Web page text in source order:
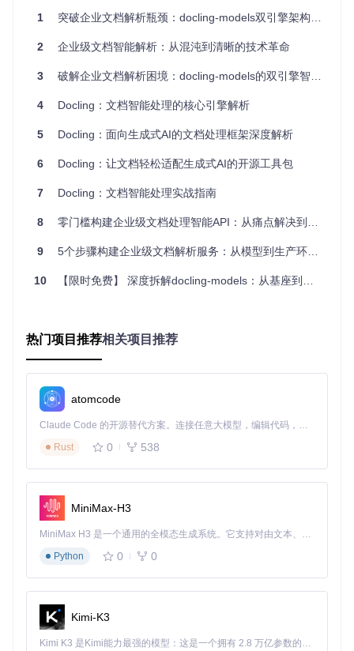
突破传统流程的两阶段处理架构
docling-models采用创新的两阶段处理架构，彻底改变了传统
flowchart LR
    A[PDF文档输入] --> B[Layout Model布局识别]
    B --> C{元素分类}
    C -->|表格| D[TableFormer结构解析]
    C -->|非表格| E[文本/图片提取]
    D --> F[表格JSON输出]
    E --> G[文本Markdown输出]
TR架构精准识别12种文档元素，包括标题、脚注、公式等关
模型进行精细化结构解析，实现单元格级别的内容提取与结构
🚀核心创新点：自适应双模型架构
两种表格识别模型，通过动态选择机制满足不同业务场景
需求：
精确模型：6层编码器+6层解码器架构，复杂表格识别
准确率达93.6%
模型
性能对比：重新定义文档处理效率
显著优势：
    title 文档处理能力雷达图
    axis 准确率,速度,元素支持,部署难度,资源消耗
    "传统方案" [75, 20, 30, 60, 70]
1 突破企业文档解析瓶颈：docling-models双引擎架构革新与实践指南
2 企业级文档智能解析：从混沌到清晰的技术革命
3 破解企业文档解析困境：docling-models的双引擎智能处理实践指南
4 Docling：文档智能处理的核心引擎解析
5 Docling：面向生成式AI的文档处理框架深度解析
6 Docling：让文档轻松适配生成式AI的开源工具包
7 Docling：文档智能处理实战指南
8 零门槛构建企业级文档处理智能API：从痛点解决到性能优化全指南
9 5个步骤构建企业级文档解析服务：从模型到生产环境的完整指南
10 【限时免费】 深度拆解docling-models：从基座到技术实现
热门项目推荐相关项目推荐
atomcode
Claude Code 的开源替代方案。连接任意大模型，编辑代码，运行命令，自动验证 — 全自动执行。用 Rust 构建，极致性能。 ｜ An open-source alternative to Claude Code. Connect any LLM, edit code, run commands, and verify changes — autonomously. Built in Rust for speed. Get Started
Rust
0 538
MiniMax-H3
MiniMax H3 是一个通用的全模态生成系统。它支持对由文本、图像、视频和音频组成的多模态上下文进行统一理解，并能生成分辨率高达 2K、时长可达 15 秒的带原生立体声音频的视频。得益于面向任务泛化的系统设计，H3 在预训练阶段就已具备广泛的多模态上下文理解与生成能力，能够出色地执行复杂的多模态指令。
Python
0 0
Kimi-K3
Kimi K3 是Kimi能力最强的模型：这是一个拥有 2.8 万亿参数的混合专家（MoE）模型，具备原生视觉理解能力，并支持 100 万 token 的上下文窗口。